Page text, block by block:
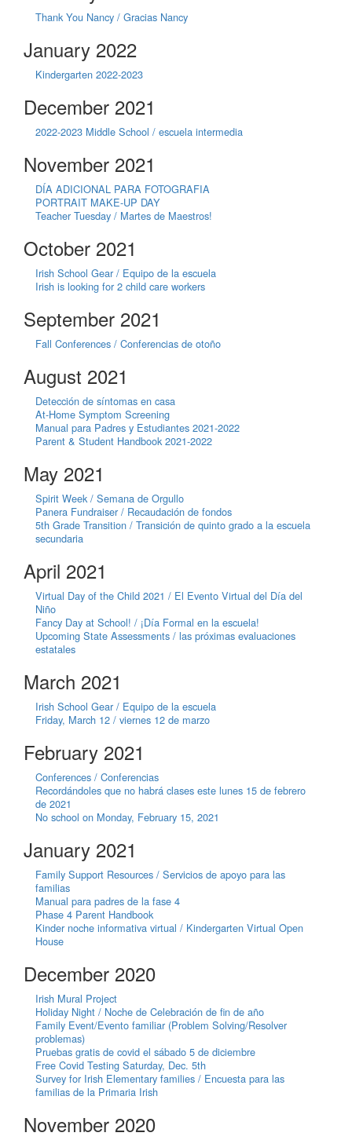
Thank You Nancy / Gracias Nancy
January 2022
Kindergarten 2022-2023
December 2021
2022-2023 Middle School / escuela intermedia
November 2021
DÍA ADICIONAL PARA FOTOGRAFIA
PORTRAIT MAKE-UP DAY
Teacher Tuesday / Martes de Maestros!
October 2021
Irish School Gear / Equipo de la escuela
Irish is looking for 2 child care workers
September 2021
Fall Conferences / Conferencias de otoño
August 2021
Detección de síntomas en casa
At-Home Symptom Screening
Manual para Padres y Estudiantes 2021-2022
Parent & Student Handbook 2021-2022
May 2021
Spirit Week / Semana de Orgullo
Panera Fundraiser / Recaudación de fondos
5th Grade Transition / Transición de quinto grado a la escuela
secundaria
April 2021
Virtual Day of the Child 2021 / El Evento Virtual del Día del
Niño
Fancy Day at School! / ¡Día Formal en la escuela!
Upcoming State Assessments / las próximas evaluaciones
estatales
March 2021
Irish School Gear / Equipo de la escuela
Friday, March 12 / viernes 12 de marzo
February 2021
Conferences / Conferencias
Recordándoles que no habrá clases este lunes 15 de febrero
de 2021
No school on Monday, February 15, 2021
January 2021
Family Support Resources / Servicios de apoyo para las
familias
Manual para padres de la fase 4
Phase 4 Parent Handbook
Kinder noche informativa virtual / Kindergarten Virtual Open
House
December 2020
Irish Mural Project
Holiday Night / Noche de Celebración de fin de año
Family Event/Evento familiar (Problem Solving/Resolver
problemas)
Pruebas gratis de covid el sábado 5 de diciembre
Free Covid Testing Saturday, Dec. 5th
Survey for Irish Elementary families / Encuesta para las
familias de la Primaria Irish
November 2020